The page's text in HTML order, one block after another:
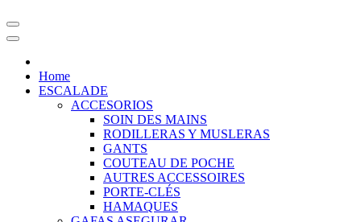
Home
ESCALADE
ACCESORIOS
SOIN DES MAINS
RODILLERAS Y MUSLERAS
GANTS
COUTEAU DE POCHE
AUTRES ACCESSOIRES
PORTE-CLÉS
HAMAQUES